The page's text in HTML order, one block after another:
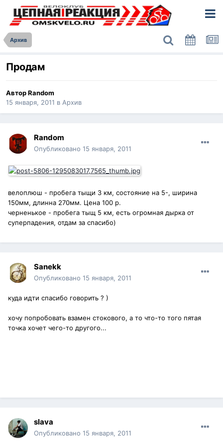
Архив
Продам
АвторRandom
15 января, 2011 в Архив
Random
Опубликовано 15 января, 2011
велоплюш - пробега тыщи 3 км, состояние на 5-, ширина
150мм, длинна 270мм. Цена 100 р.
черненькое - пробега тыщ 5 км, есть огромная дырка от
суперпадения, отдам за спасибо)
Sanekk
Опубликовано 15 января, 2011
куда идти спасибо говорить ? )
хочу попробовать взамен стокового, а то что-то того пятая
точка хочет чего-то другого...
slava
Опубликовано 15 января, 2011